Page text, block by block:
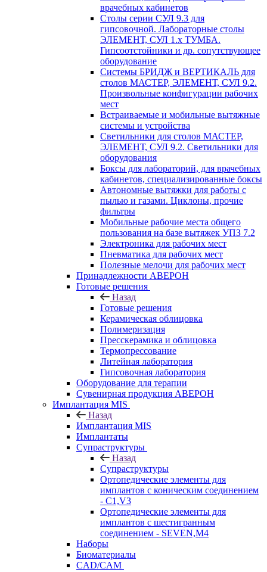
врачебных кабинетов
Столы серии СУЛ 9.3 для
гипсовочной. Лабораторные столы
ЭЛЕМЕНТ, СУЛ 1.х ТУМБА.
Гипсоотстойники и др. сопутствующее
оборудование
Системы БРИДЖ и ВЕРТИКАЛЬ для
столов МАСТЕР, ЭЛЕМЕНТ, СУЛ 9.2.
Произвольные конфигурации рабочих
мест
Встраиваемые и мобильные вытяжные
системы и устройства
Светильники для столов МАСТЕР,
ЭЛЕМЕНТ, СУЛ 9.2. Светильники для
оборудования
Боксы для лабораторий, для врачебных
кабинетов, специализированные боксы
Автономные вытяжки для работы с
пылью и газами. Циклоны, прочие
фильтры
Мобильные рабочие места общего
пользования на базе вытяжек УПЗ 7.2
Электроника для рабочих мест
Пневматика для рабочих мест
Полезные мелочи для рабочих мест
Принадлежности АВЕРОН
Готовые решения
Назад
Готовые решения
Керамическая облицовка
Полимеризация
Пресскерамика и облицовка
Термопрессование
Литейная лаборатория
Гипсовочная лаборатория
Оборудование для терапии
Сувенирная продукция АВЕРОН
Имплантация MIS
Назад
Имплантация MIS
Имплантаты
Супраструктуры
Назад
Супраструктуры
Ортопедические элементы для
имплантов с коническим соединением
- C1,V3
Ортопедические элементы для
имплантов с шестигранным
соединением - SEVEN,M4
Наборы
Биоматериалы
CAD/CAM